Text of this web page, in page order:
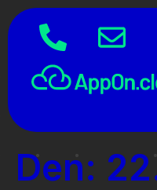
Den: